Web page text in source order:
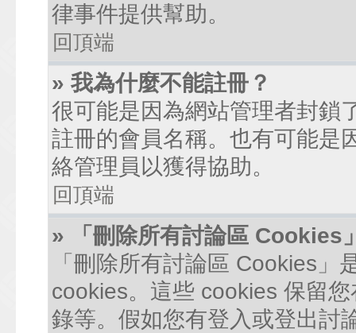
律事件提供幫助。
回頂端
» 我為什麼不能註冊？
很可能是因為網站管理者封鎖
註冊的會員名稱。也有可能是
絡管理員以獲得協助。
回頂端
» 「刪除所有討論區 Cookies
「刪除所有討論區 Cookies
cookies。這些 cookies 保留
錄等。假如您有登入或登出討